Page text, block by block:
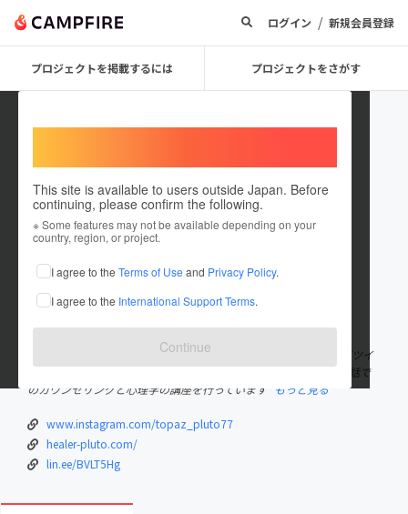
ログイン / 新規会員登録
プロジェクトを掲載するには プロジェクトをさがす
This site is available to users outside Japan. Before
continuing, please confirm the following.
※ Some features may not be available depending on your
country, region, or project.
I agree to the Terms of Use and Privacy Policy.
I agree to the International Support Terms.
Continue
chisako_77
これまでに8回支援して1件のプロジェクトを投稿しています
在住国：日本 現在地：茨城県
出身国：日本 出身地：茨城県
・JHAセルフコミュニケーション心理カウンセラー ・5人姉妹のバツイ
チ＆死別シングルマザー ・ネガティブ経験多数 ★オンライン・電話で
のカウンセリングと心理学の講座を行っています
もっと見る
www.instagram.com/topaz_pluto77
healer-pluto.com/
lin.ee/BVLT5Hg